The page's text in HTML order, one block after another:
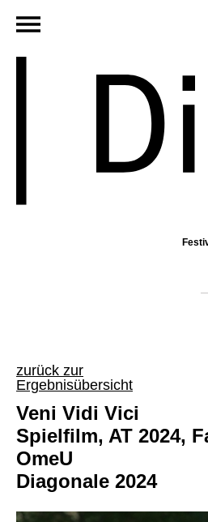
zurück zur
Ergebnisübersicht
Veni Vidi Vici
Spielfilm, AT 2024,
OmeU
Diagonale 2024